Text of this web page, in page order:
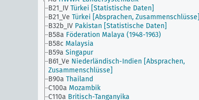
B21_IV Türkei [Statistische Daten]
B21_Ve Türkei [Absprachen, Zusammenschlüsse]
B32b_IV Pakistan [Statistische Daten]
B58a Föderation Malaya (1948-1963)
B58c Malaysia
B59a Singapur
B61_Ve Niederländisch-Indien [Absprachen,
Zusammenschlüsse]
B90a Thailand
C100a Mozambik
C110a Britisch-Tanganyika